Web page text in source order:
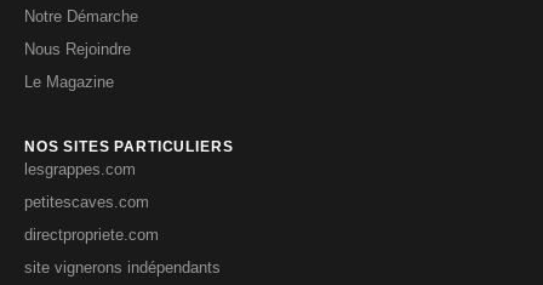
Notre Démarche
Nous Rejoindre
Le Magazine
NOS SITES PARTICULIERS
lesgrappes.com
petitescaves.com
directpropriete.com
site vignerons indépendants